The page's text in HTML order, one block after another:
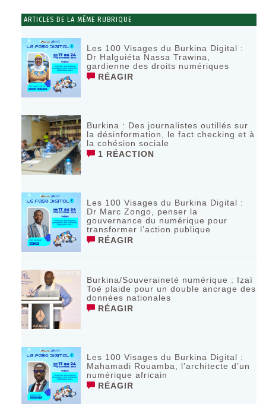
ARTICLES DE LA MÊME RUBRIQUE
Les 100 Visages du Burkina Digital :
Dr Halguiéta Nassa Trawina,
gardienne des droits numériques
RÉAGIR
Burkina : Des journalistes outillés sur
la désinformation, le fact checking et à
la cohésion sociale
1 RÉACTION
Les 100 Visages du Burkina Digital :
Dr Marc Zongo, penser la
gouvernance du numérique pour
transformer l’action publique
RÉAGIR
Burkina/Souveraineté numérique : Izaï
Toé plaide pour un double ancrage des
données nationales
RÉAGIR
Les 100 Visages du Burkina Digital :
Mahamadi Rouamba, l’architecte d’un
numérique africain
RÉAGIR